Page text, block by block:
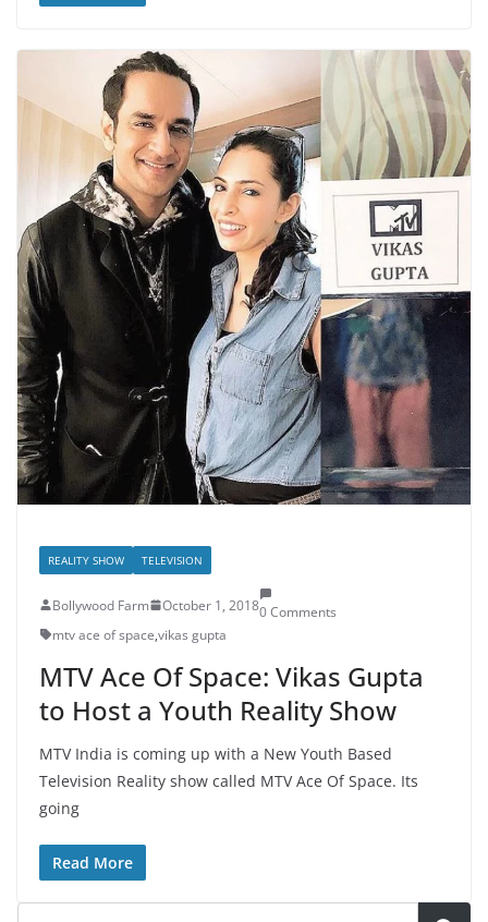
REALITY SHOW TELEVISION
Bollywood Farm October 1, 20180 Comments
mtv ace of space,vikas gupta
MTV Ace Of Space: Vikas Gupta
to Host a Youth Reality Show
MTV India is coming up with a New Youth Based
Television Reality show called MTV Ace Of Space. Its
going
Read More